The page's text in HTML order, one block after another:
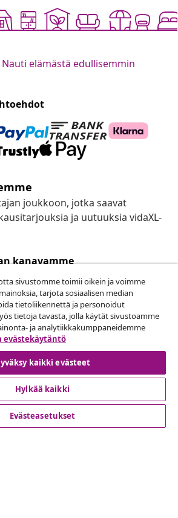
Nauti elämästä edullisemmin
joukkoon, jotka saavat
ja uutuuksia vidaXL-
kanavamme
Peruuta tilaus
sivustomme toimii oikein ja voimme
tarjota sosiaalisen median
tietoliikennettä ja personoidut
tietoja tavasta, jolla käytät sivustoamme
ja analytiikkakumppaneidemme
evästekäytäntö
kaikki evästeet
Hylkää kaikki
Evästeasetukset